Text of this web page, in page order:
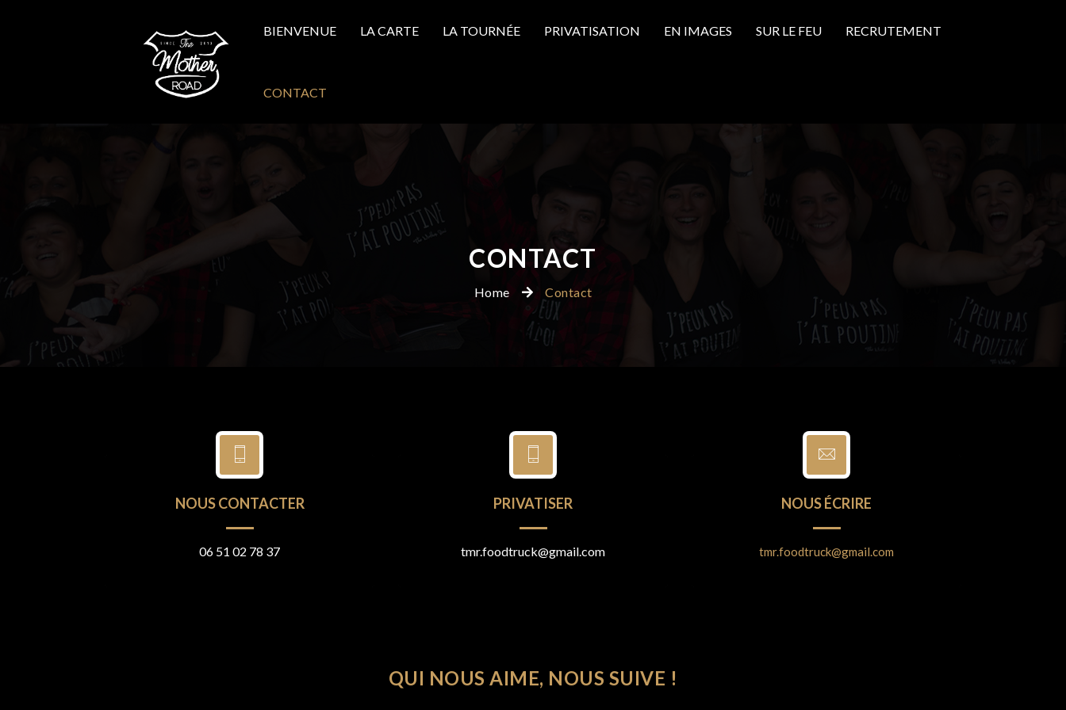
BIENVENUE LA CARTE LA TOURNÉE PRIVATISATION EN IMAGES SUR LE FEU RECRUTEMENT
CONTACT
CONTACT
Home Contact
NOUS CONTACTER
06 51 02 78 37
PRIVATISER
tmr.foodtruck@gmail.com
NOUS ÉCRIRE
tmr.foodtruck@gmail.com
QUI NOUS AIME, NOUS SUIVE !